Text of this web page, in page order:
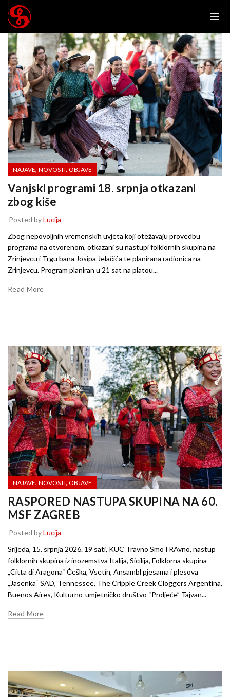
NAJAVE, NOVOSTI, OBJAVE
Vanjski programi 18. srpnja otkazani
zbog kiše
Posted byLucija
Zbog nepovoljnih vremenskih uvjeta koji otežavaju provedbu
programa na otvorenom, otkazani su nastupi folklornih skupina na
Zrinjevcu i Trgu bana Josipa Jelačića te planirana radionica na
Zrinjevcu. Program planiran u 21 sat na platou...
Read More
NAJAVE, NOVOSTI, OBJAVE
RASPORED NASTUPA SKUPINA NA 60.
MSF ZAGREB
Posted byLucija
Srijeda, 15. srpnja 2026. 19 sati, KUC Travno SmoTRAvno, nastup
folklornih skupina iz inozemstva Italija, Sicilija, Folklorna skupina
„Citta di Aragona“ Češka, Vsetín, Ansambl pjesama i plesova
„Jasenka“ SAD, Tennessee, The Cripple Creek Cloggers Argentina,
Buenos Aires, Kulturno-umjetničko društvo “Proljeće” Tajvan...
Read More